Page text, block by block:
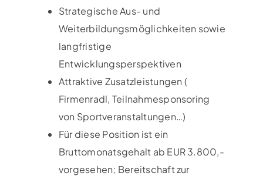
Strategische Aus- und
Weiterbildungsmöglichkeiten sowie
langfristige
Entwicklungsperspektiven
Attraktive Zusatzleistungen (
Firmenradl, Teilnahmesponsoring
von Sportveranstaltungen…)
Für diese Position ist ein
Bruttomonatsgehalt ab EUR 3.800,-
vorgesehen; Bereitschaft zur